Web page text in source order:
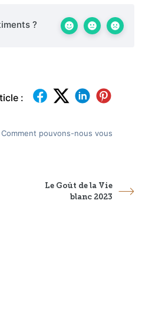
?
:
pouvons-nous vous
Le Goût de la Vie
blanc 2023